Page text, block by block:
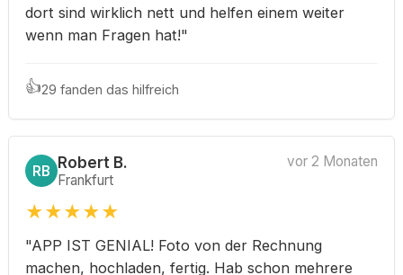
dort sind wirklich nett und helfen einem weiter
wenn man Fragen hat!"
👍29 fanden das hilfreich
RB Robert B.
Frankfurt
vor 2 Monaten
★★★★★
"APP IST GENIAL! Foto von der Rechnung
machen, hochladen, fertig. Hab schon mehrere